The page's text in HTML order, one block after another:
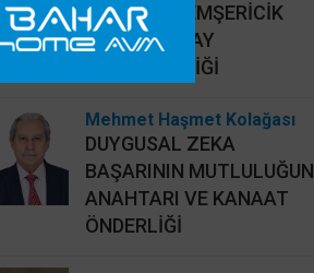
MAHALLİ HEMŞERİCİK
YERİNE HATAY
HEMŞERİCİLİĞİ
Mehmet Haşmet Kolağası
DUYGUSAL ZEKA
BAŞARININ MUTLULUĞUN
ANAHTARI VE KANAAT
ÖNDERLİĞİ